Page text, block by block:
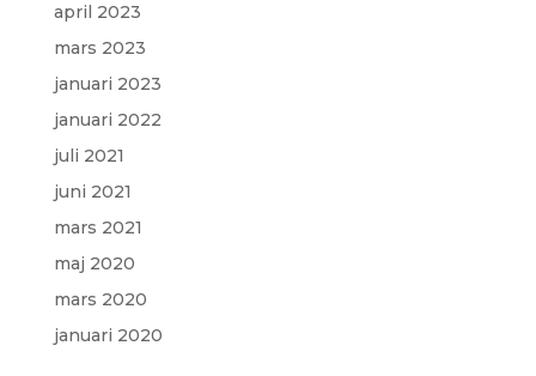
april 2023
mars 2023
januari 2023
januari 2022
juli 2021
juni 2021
mars 2021
maj 2020
mars 2020
januari 2020